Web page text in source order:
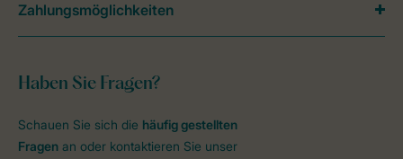
Haben Sie Fragen?
Schauen Sie sich die häufig gestellten
Fragen an oder kontaktieren Sie unser
Zahlungsmöglichkeiten